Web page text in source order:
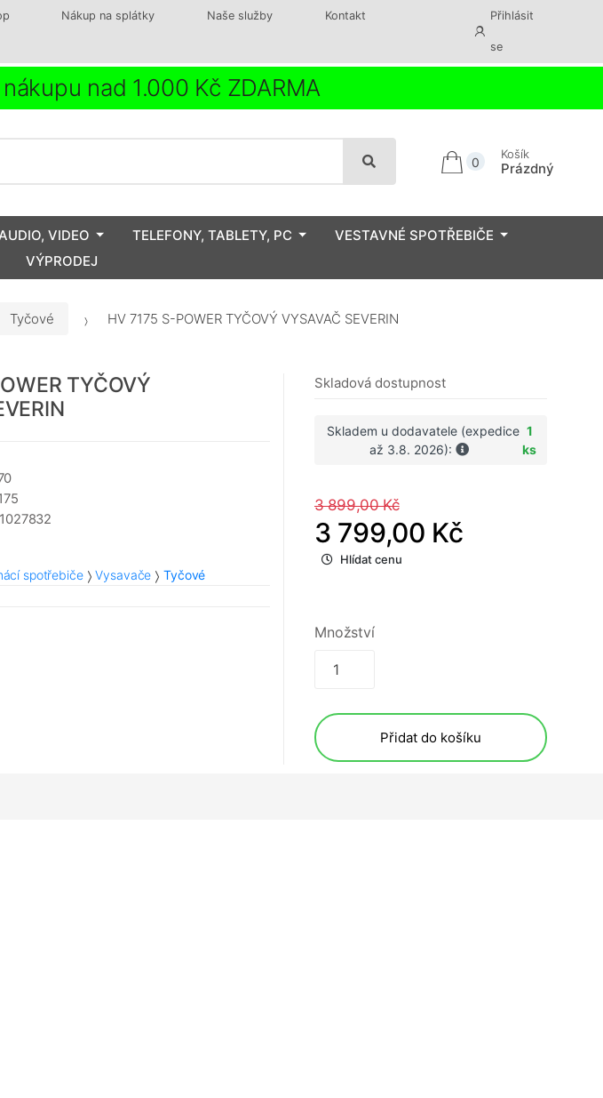
Nákup na splátky Naše služby Kontakt Přihlásit
se
nad 1.000 Kč ZDARMA
0
Košík
Prázdný
VIDEO TELEFONY, TABLETY, PC
VESTAVNÉ SPOTŘEBIČE
VÝPRODEJ
Tyčové HV 7175 S-POWER TYČOVÝ VYSAVAČ SEVERIN
TYČOVÝ
spotřebiče Vysavače
Tyčové
Skladová dostupnost
Skladem u dodavatele (expedice
až 3.8. 2026):
1
ks
3 899,00 Kč
3 799,00 Kč
Hlídat cenu
Množství
Přidat do košíku